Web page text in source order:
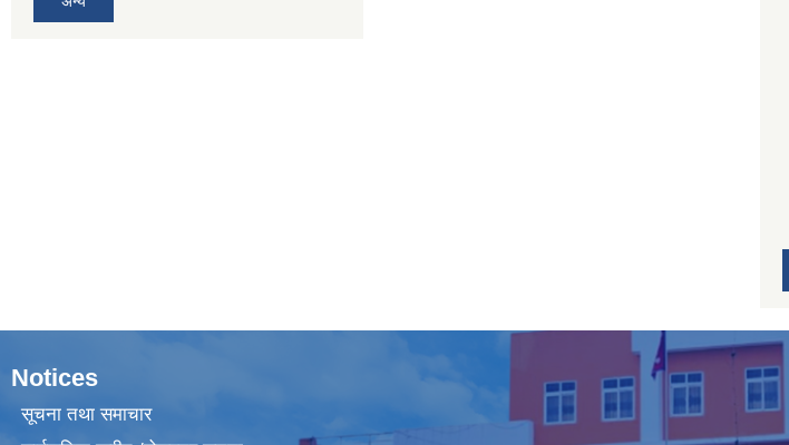
Notices
सूचना तथा समाचार